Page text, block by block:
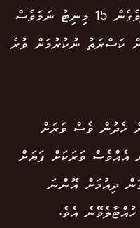
އެންމެ ފައިދާހުރި ގޮތެވެ. އެންމެ މަދުވެގެން 15 މިނިޓު ނަމަވެސް
ކަސްރަތު ނުކުރުމަށް ވުރެ
ހެދުން ވެސް ވަރަށް
އެއްވެސް ވަރަކަށް ފަޔަށް
ދިއުމަށް އޮންނަ
އެވެ.